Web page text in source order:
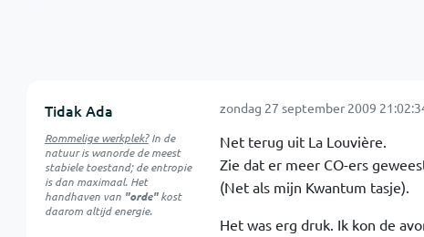
Tidak Ada
Rommelige werkplek?In de
natuur iswanordede meest
stabiele toestand; de entropie
is dan maximaal. Het
handhaven van "orde"kost
daarom altijd energie.
zondag 27 september 2009
Net terug uit La Louvière.
Zie dat er meer CO-ers
(Net als mijn Kwantum tasje).
Het was erg druk. Ik kon de